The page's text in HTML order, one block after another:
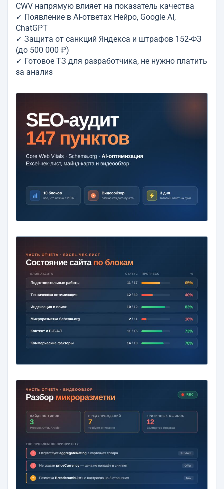
CWV напрямую влияет на показатель качества
✓ Появление в AI-ответах Нейро, Google AI,
ChatGPT
✓ Защита от санкций Яндекса и штрафов 152-ФЗ
(до 500 000 ₽)
✓ Готовое ТЗ для разработчика, не нужно платить
за анализ